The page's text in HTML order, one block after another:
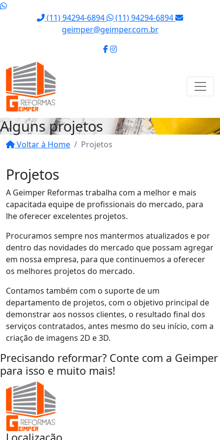
(11) 94294-6894
(11) 94294-6894
geimper@geimper.com.br
Alguns projetos
Voltar à Home Projetos
Projetos
A Geimper Reformas trabalha com a melhor e mais
capacitada equipe de profissionais do mercado, para
lhe oferecer excelentes projetos.
Procuramos sempre nos mantermos atualizados e por
dentro das novidades do mercado que possam agregar
em nossa empresa, para que continuemos a oferecer
os melhores projetos do mercado.
Contamos também com o suporte de um
departamento de projetos, com o objetivo principal de
demonstrar aos nossos clientes, o resultado final dos
serviços contratados, antes mesmo do seu início, com a
criação de imagens 2D e 3D.
Precisando reformar? Conte com a Geimper
para isso e muito mais!